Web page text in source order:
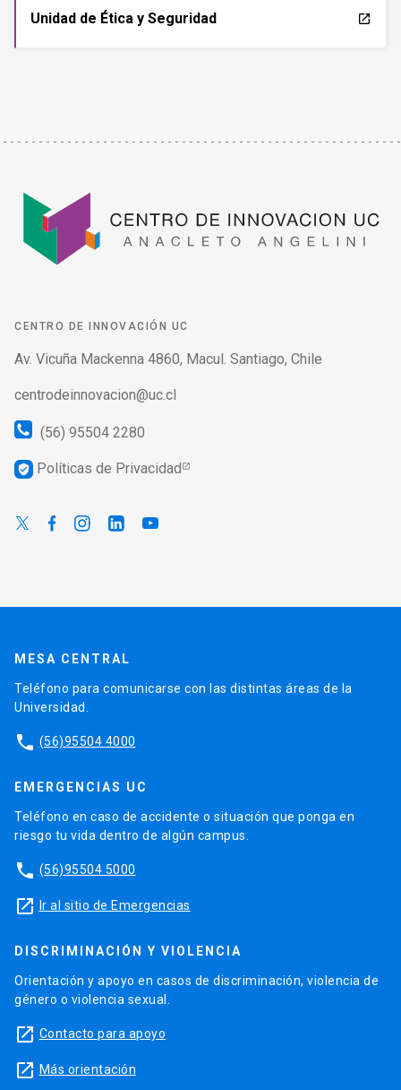
Unidad de Ética y Seguridad launch
CENTRO DE INNOVACIÓN UC
Av. Vicuña Mackenna 4860, Macul. Santiago, Chile
centrodeinnovacion@uc.cl
(56) 95504 2280
verified_user Políticas de Privacidad
MESA CENTRAL
Teléfono para comunicarse con las distintas áreas de la
Universidad.
phone (56)95504 4000
EMERGENCIAS UC
Teléfono en caso de accidente o situación que ponga en
riesgo tu vida dentro de algún campus.
phone (56)95504 5000
launch Ir al sitio de Emergencias
DISCRIMINACIÓN Y VIOLENCIA
Orientación y apoyo en casos de discriminación, violencia de
género o violencia sexual.
launch Contacto para apoyo
launch Más orientación